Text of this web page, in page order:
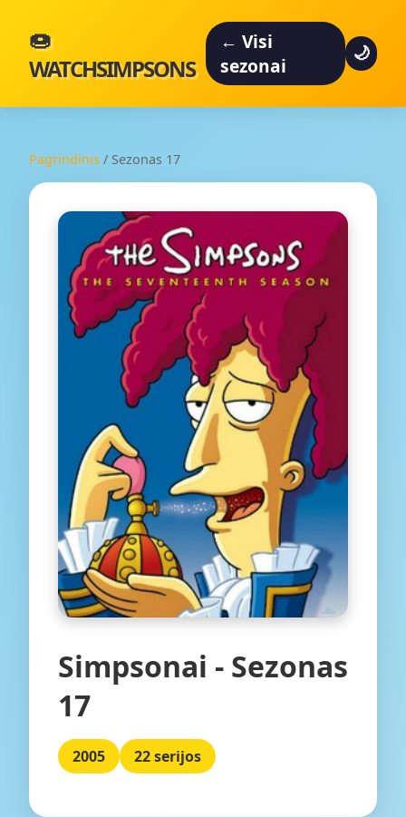
🍩
WATCHSIMPSONS
← Visi
sezonai
🌙
Pagrindinis / Sezonas 17
Simpsonai - Sezonas
17
2005 22 serijos